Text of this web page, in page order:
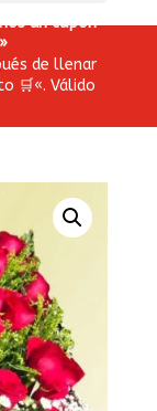
un cupón
de llenar
🛒«. Válido